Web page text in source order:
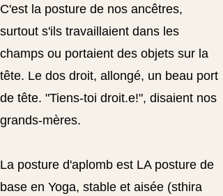
C'est la posture de nos ancêtres,
surtout s'ils travaillaient dans les
champs ou portaient des objets sur la
tête. Le dos droit, allongé, un beau port
de tête. "Tiens-toi droit.e!", disaient nos
grands-mères.
La posture d'aplomb est LA posture de
base en Yoga, stable et aisée (sthira